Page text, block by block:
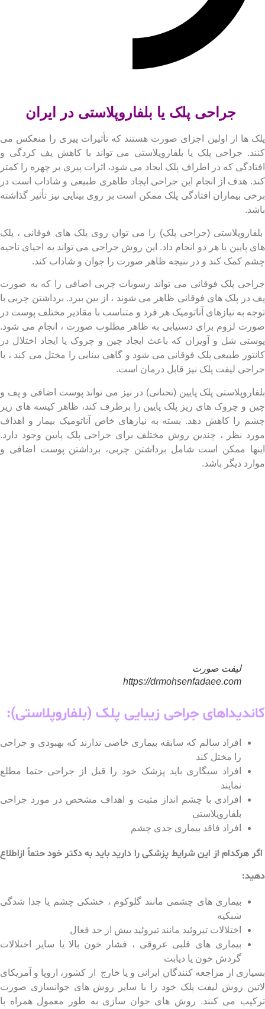
جراحی پلک یا بلفاروپلاستی در ایران
ها از اولین اجزای صورت هستند که تأثیرات پیری را منعکس می
جراحی پلک یا بلفاروپلاستی می تواند با کاهش پف کردگی و
که در اطراف پلک ایجاد می شود، اثرات پیری بر چهره را کمتر
هدف از انجام این جراحی ایجاد ظاهری طبیعی و شاداب است در
بیماران افتادگی پلک ممکن است بر روی بینایی نیز تأثیر گذاشته
(جراحی پلک) را می توان روی پلک های فوقانی ، پلک
پایین یا هر دو انجام داد. این روش جراحی می تواند به احیای ناحیه
کمک کند و در نتیجه ظاهر صورت را جوان و شاداب کند.
پلک فوقانی می تواند رسوبات چربی اضافی را که به صورت
پلک های فوقانی ظاهر می شوند ، از بین ببرد. برداشتن چربی با
به نیازهای آناتومیک هر فرد و متناسب با مقادیر مختلف پوست در
لزوم برای دستیابی به ظاهر مطلوب صورت ، انجام می شود.
شل و آویزان که باعث ایجاد چین و چروک یا ایجاد اختلال در
طبیعی پلک فوقانی می شود و گاهی بینایی را مختل می کند ، با
لیفت پلک نیز قابل درمان است.جراحی پلک در ایران
پلک پایین (تحتانی) در نیز می تواند پوست اضافی و پف و
و چروک های ریز پلک پایین را برطرف کند، ظاهر کیسه های زیر
را کاهش دهد. بسته به نیازهای خاص آناتومیک بیمار و اهداف
نظر ، چندین روش مختلف برای جراحی پلک پایین وجود دارد.
ممکن است شامل برداشتن چربی، برداشتن پوست اضافی و
دیگر باشد.
لیفت صورت
https://drmohsenfadaee.com
جراحی زیبایی پلک (بلفاروپلاستی):
افراد سالم که سابقه بیماری خاصی ندارند که بهبودی و جراحی
را مختل کند
افراد سیگاری باید پزشک خود را قبل از جراحی حتما مطلع
نمایند
افرادی با چشم انداز مثبت و اهداف مشخص در مورد جراحی
بلفاروپلاستی
افراد فاقد بیماری جدی چشم
هرکدام از این شرایط پزشکی را دارید باید به دکتر خود حتماً ازاطلاع
جراحی پلک در ایران
بیماری های چشمی مانند گلوکوم ، خشکی چشم یا جدا شدگی
شبکیه
اختلالات تیروئید مانند تیروئید بیش از حد فعال
بیماری های قلبی عروقی ، فشار خون بالا یا سایر اختلالات
گردش خون یا دیابت
از مراجعه کنندگان ایرانی و یا خارج از کشور، اروپا و آمریکای
روش لیفت پلک خود را با سایر روش های جوانسازی صورت
می کنند. روش های جوان سازی به طور معمول همراه با